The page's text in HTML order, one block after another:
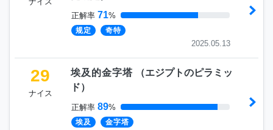
正解率 71%
规定 奇特
2025.05.13
29
ナイス
埃及的金字塔 （エジプトのピラミッ
ド）
正解率 89%
埃及 金字塔